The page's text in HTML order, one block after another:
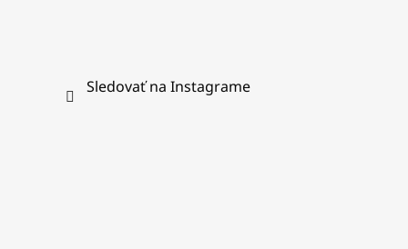
Sledovať na Instagrame